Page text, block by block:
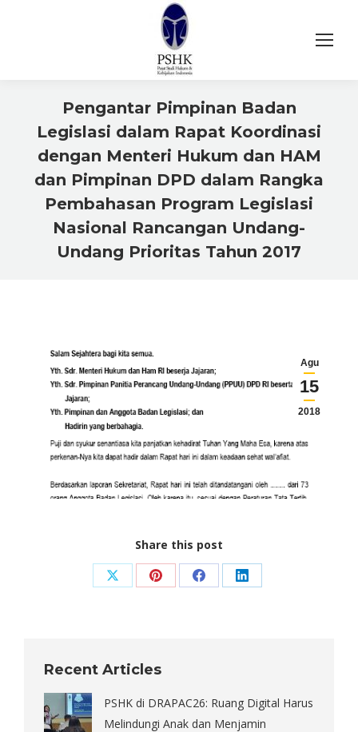
Pengantar Pimpinan Badan
Legislasi dalam Rapat Koordinasi
dengan Menteri Hukum dan HAM
dan Pimpinan DPD dalam Rangka
Pembahasan Program Legislasi
Nasional Rancangan Undang-
Undang Prioritas Tahun 2017
Agu
15
2018
Share this post
Share Share Share Share
Recent Articles
PSHK di DRAPAC26: Ruang Digital Harus
Melindungi Anak dan Menjamin